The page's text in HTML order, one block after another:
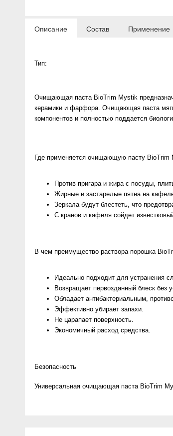
Happy Dew
Green Minds
Описание Состав Применение
Тип:
Очищающая паста BioTrim Mystik
керамики и фарфора. Очищающая паста
компонентов и полностью поддается
Где применяется очищающую пасту BioTrim
Против пригара и жира с посуды,
Жирные и застарелые пятна на
Зеркала будут блестеть, что
С кранов и кафеля сойдет
В чем преимущество раствора порошка
Идеально подходит для устранения
Возвращает первозданный блеск без
Обладает антибактериальным,
Эффективно убирает запахи.
Не царапает поверхность.
Экономичный расход средства.
Безопасность
Универсальная очищающая паста BioTrim